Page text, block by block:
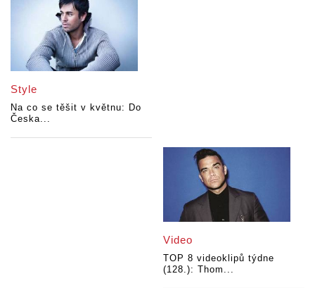
Style
Na co se těšit v květnu: Do
Česka...
Video
TOP 8 videoklipů týdne
(128.): Thom...